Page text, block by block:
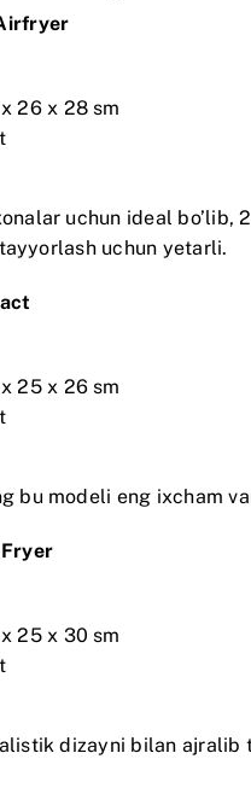
26 x 28 sm
uchun ideal
uchun yetarli.
25 x 26 sm
bu modeli eng ixcham
25 x 30 sm
dizayni bilan ajralib